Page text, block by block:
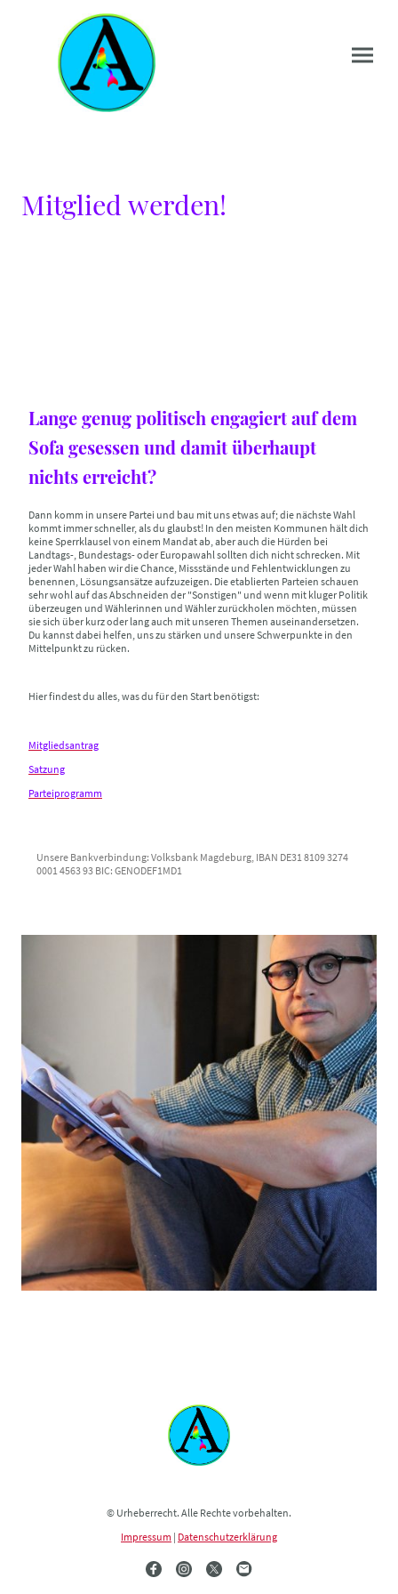
Mitglied werden!
Lange genug politisch engagiert auf dem
Sofa gesessen und damit überhaupt
nichts erreicht?
Dann komm in unsere Partei und bau mit uns etwas auf; die nächste Wahl
kommt immer schneller, als du glaubst! In den meisten Kommunen hält dich
keine Sperrklausel von einem Mandat ab, aber auch die Hürden bei
Landtags-, Bundestags- oder Europawahl sollten dich nicht schrecken. Mit
jeder Wahl haben wir die Chance, Missstände und Fehlentwicklungen zu
benennen, Lösungsansätze aufzuzeigen. Die etablierten Parteien schauen
sehr wohl auf das Abschneiden der "Sonstigen" und wenn mit kluger Politik
überzeugen und Wählerinnen und Wähler zurückholen möchten, müssen
sie sich über kurz oder lang auch mit unseren Themen auseinandersetzen.
Du kannst dabei helfen, uns zu stärken und unsere Schwerpunkte in den
Mittelpunkt zu rücken.
Hier findest du alles, was du für den Start benötigst:
Mitgliedsantrag
Satzung
Parteiprogramm
Unsere Bankverbindung: Volksbank Magdeburg, IBAN DE31 8109 3274
0001 4563 93 BIC: GENODEF1MD1
© Urheberrecht. Alle Rechte vorbehalten.
Impressum | Datenschutzerklärung